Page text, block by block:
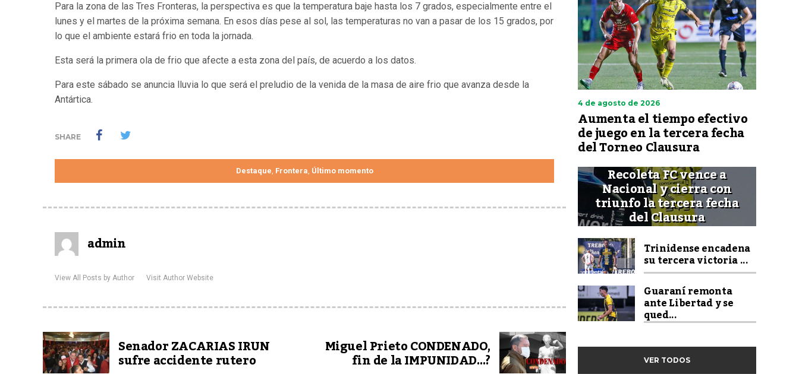
Para la zona de las Tres Fronteras, la perspectiva es que la temperatura baje hasta los 7 grados, especialmente entre el
lunes y el martes de la próxima semana. En esos días pese al sol, las temperaturas no van a pasar de los 15 grados, por
lo que el ambiente estará frio en toda la jornada.
Esta será la primera ola de frio que afecte a esta zona del país, de acuerdo a los datos.
Para este sábado se anuncia lluvia lo que será el preludio de la venida de la masa de aire frio que avanza desde la
Antártica.
SHARE
Destaque, Frontera, Último momento
admin
View All Posts by Author Visit Author Website
Senador ZACARIAS IRUN
sufre accidente rutero
Miguel Prieto CONDENADO,
fin de la IMPUNIDAD…?
4 de agosto de 2026
Aumenta el tiempo efectivo
de juego en la tercera fecha
del Torneo Clausura
Recoleta FC vence a
Nacional y cierra con
triunfo la tercera fecha
del Clausura
Trinidense encadena
su tercera victoria ...
Guaraní remonta
ante Libertad y se
qued...
VER TODOS